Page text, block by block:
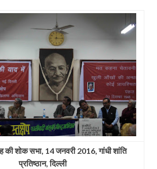
शोक सभा, 14 जनवरी 2016, गांधी शांति
प्रतिष्‍ठान, दिल्‍ली